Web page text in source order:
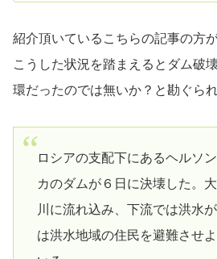
紹介頂いているこちらの記事の方
こうした状況を踏まえるとダム破
環だったのでは無いか？と勘ぐら
ロシアの支配下にあるヘルソ
カのダムが６日に決壊した。
川に流れ込み、下流では洪水
は洪水地域の住民を避難させ